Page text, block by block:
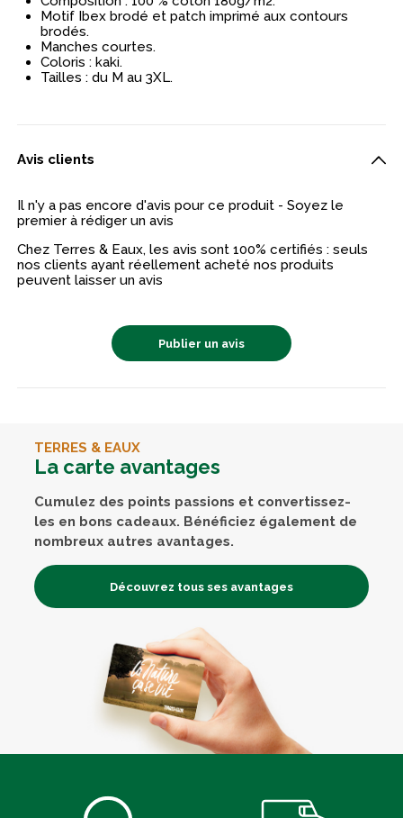
Motif Ibex brodé et patch imprimé aux contours
brodés.
Manches courtes.
Coloris : kaki.
Tailles : du M au 3XL.
Avis clients
Il n'y a pas encore d'avis pour ce produit - Soyez le
premier à rédiger un avis
Chez Terres & Eaux, les avis sont 100% certifiés : seuls
nos clients ayant réellement acheté nos produits
peuvent laisser un avis
Publier un avis
TERRES & EAUX
La carte avantages
Cumulez des points passions et convertissez-
les en bons cadeaux. Bénéficiez également de
nombreux autres avantages.
Découvrez tous ses avantages